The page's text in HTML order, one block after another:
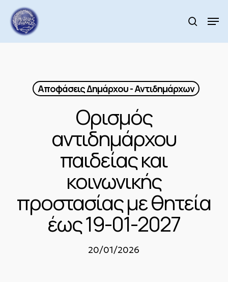
main
content
search
Αποφάσεις Δημάρχου - Αντιδημάρχων
Ορισμός
αντιδημάρχου
παιδείας και
κοινωνικής
προστασίας με θητεία
έως 19-01-2027
20/01/2026
Menu